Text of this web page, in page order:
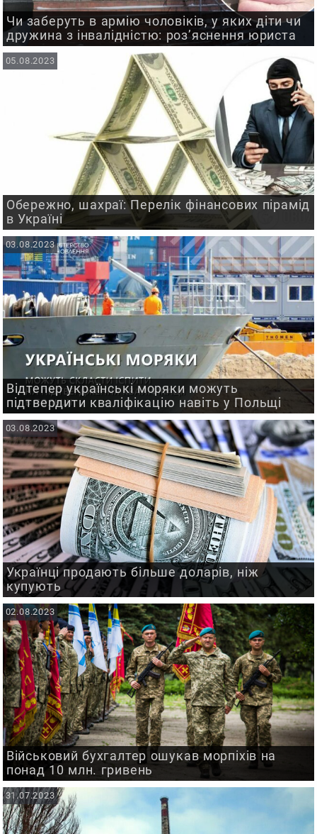
Чи заберуть в армію чоловіків, у яких діти чи
дружина з інвалідністю: роз’яснення юриста
Обережно, шахраї: Перелік фінансових пірамід
в Україні
05.08.2023
Відтепер українські моряки можуть
підтвердити кваліфікацію навіть у Польщі
03.08.2023
Українці продають більше доларів, ніж
купують
03.08.2023
Військовий бухгалтер ошукав морпіхів на
понад 10 млн. гривень
02.08.2023
31.07.2023